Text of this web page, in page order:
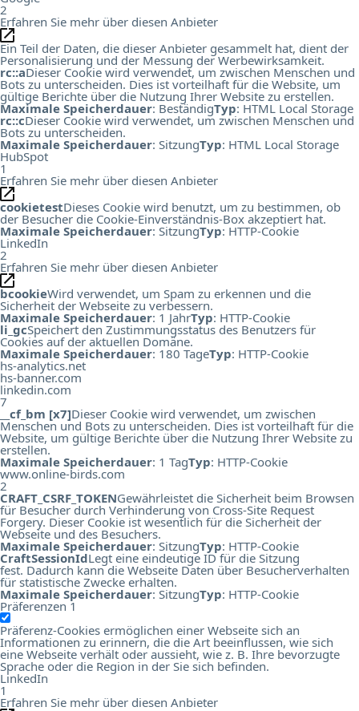
2
Erfahren Sie mehr über diesen Anbieter
Ein Teil der Daten, die dieser Anbieter gesammelt hat, dient der
Personalisierung und der Messung der Werbewirksamkeit.
rc::aDieser Cookie wird verwendet, um zwischen Menschen und
Bots zu unterscheiden. Dies ist vorteilhaft für die Website, um
gültige Berichte über die Nutzung Ihrer Website zu erstellen.
Maximale Speicherdauer: BeständigTyp: HTML Local Storage
rc::cDieser Cookie wird verwendet, um zwischen Menschen und
Bots zu unterscheiden.
Maximale Speicherdauer: SitzungTyp: HTML Local Storage
HubSpot
1
Erfahren Sie mehr über diesen Anbieter
cookietestDieses Cookie wird benutzt, um zu bestimmen, ob
der Besucher die Cookie-Einverständnis-Box akzeptiert hat.
Maximale Speicherdauer: SitzungTyp: HTTP-Cookie
LinkedIn
2
Erfahren Sie mehr über diesen Anbieter
bcookieWird verwendet, um Spam zu erkennen und die
Sicherheit der Webseite zu verbessern.
Maximale Speicherdauer: 1 JahrTyp: HTTP-Cookie
li_gcSpeichert den Zustimmungsstatus des Benutzers für
Cookies auf der aktuellen Domäne.
Maximale Speicherdauer: 180 TageTyp: HTTP-Cookie
hs-analytics.net
hs-banner.com
linkedin.com
7
__cf_bm [x7]Dieser Cookie wird verwendet, um zwischen
Menschen und Bots zu unterscheiden. Dies ist vorteilhaft für die
Website, um gültige Berichte über die Nutzung Ihrer Website zu
erstellen.
Maximale Speicherdauer: 1 TagTyp: HTTP-Cookie
www.online-birds.com
2
CRAFT_CSRF_TOKENGewährleistet die Sicherheit beim Browsen
für Besucher durch Verhinderung von Cross-Site Request
Forgery. Dieser Cookie ist wesentlich für die Sicherheit der
Webseite und des Besuchers.
Maximale Speicherdauer: SitzungTyp: HTTP-Cookie
CraftSessionIdLegt eine eindeutige ID für die Sitzung
fest. Dadurch kann die Webseite Daten über Besucherverhalten
für statistische Zwecke erhalten.
Maximale Speicherdauer: SitzungTyp: HTTP-Cookie
Präferenzen 1
Präferenz-Cookies ermöglichen einer Webseite sich an
Informationen zu erinnern, die die Art beeinflussen, wie sich
eine Webseite verhält oder aussieht, wie z. B. Ihre bevorzugte
Sprache oder die Region in der Sie sich befinden.
LinkedIn
1
Erfahren Sie mehr über diesen Anbieter